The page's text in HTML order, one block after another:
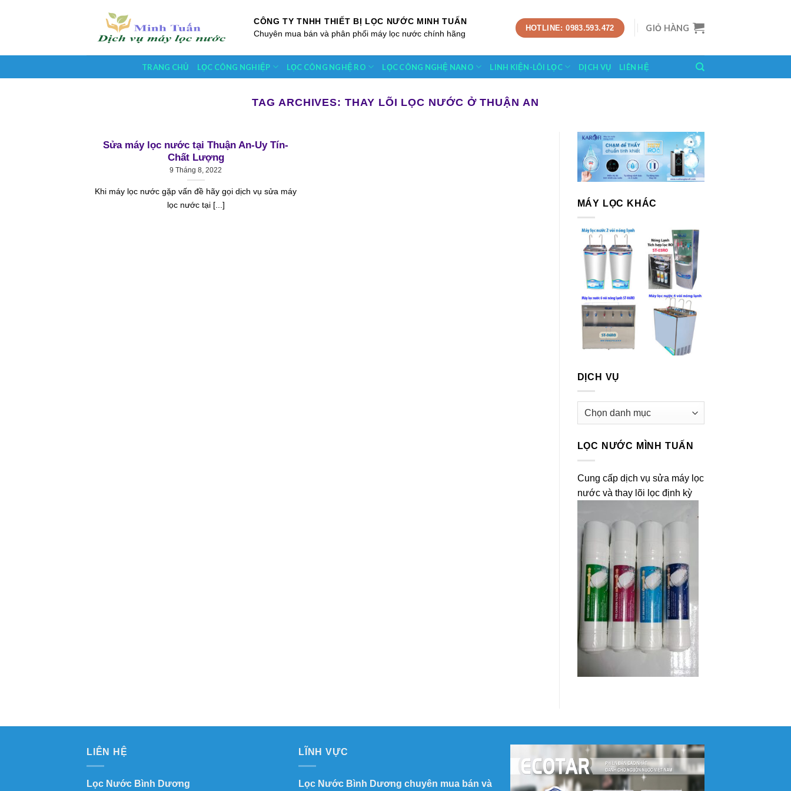
CÔNG TY TNHH THIẾT BỊ LỌC NƯỚC MINH TUẤN
Chuyên mua bán và phân phối máy lọc nước chính hãng
HOTLINE: 0983.593.472 GIỎ HÀNG
TRANG CHỦ LỌC CÔNG NGHIỆP LỌC CÔNG NGHỆ RO LỌC CÔNG NGHỆ NANO LINH KIỆN-LÕI LỌC DỊCH VỤ LIÊN HỆ
TAG ARCHIVES:THAY LÕI LỌC NƯỚC Ở THUẬN AN
Sửa máy lọc nước tại Thuận An-Uy Tín-
Chất Lượng
9 Tháng 8, 2022
Khi máy lọc nước gặp vấn đề hãy gọi dịch vụ sửa máy
lọc nước tại [...]
MÁY LỌC KHÁC
DỊCH VỤ
Dịch
LỌC NƯỚC MÌNH TUẤN
Cung cấp dịch vụ sửa máy lọc
nước và thay lõi lọc định kỳ
LIÊN HỆ
Lọc Nước Bình Dương
LĨNH VỰC
Lọc Nước Bình Dương chuyên mua bán và